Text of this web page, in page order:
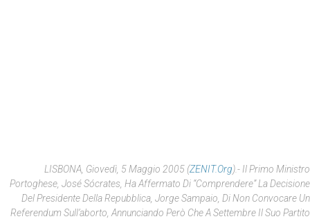
LISBONA, Giovedì, 5 Maggio 2005 (ZENIT.org).- Il Primo Ministro
Portoghese, José Sócrates, Ha Affermato Di “comprendere” La Decisione
Del Presidente Della Repubblica, Jorge Sampaio, Di Non Convocare Un
Referendum Sull’aborto, Annunciando Però Che A Settembre Il Suo Partito